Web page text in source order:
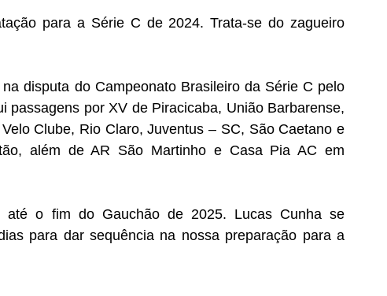
para a Série C de 2024. Trata-se do zagueiro
disputa do Campeonato Brasileiro da Série C pelo
passagens por XV de Piracicaba, União Barbarense,
Clube, Rio Claro, Juventus – SC, São Caetano e
além de AR São Martinho e Casa Pia AC em
até o fim do Gauchão de 2025. Lucas Cunha se
para dar sequência na nossa preparação para a